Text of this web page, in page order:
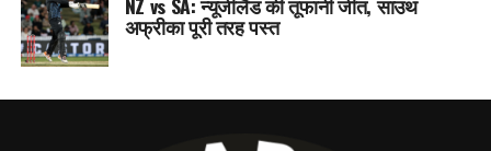
अफ्रीका पूरी तरह पस्त